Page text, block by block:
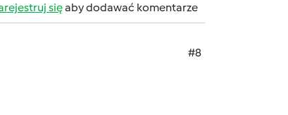
sięaby dodawać komentarze
#8